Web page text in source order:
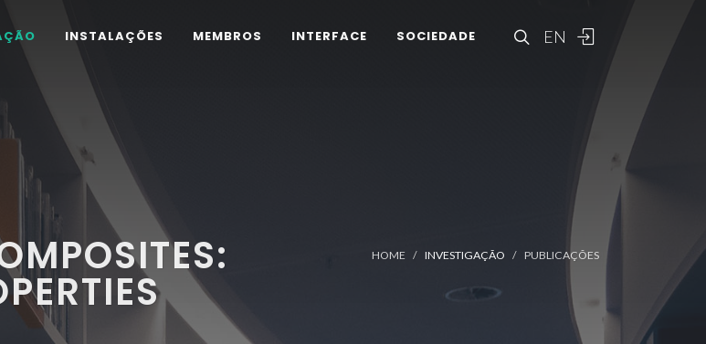
EN
INSTALAÇÕES MEMBROS INTERFACE SOCIEDADE
HOME INVESTIGAÇÃO PUBLICAÇÕES